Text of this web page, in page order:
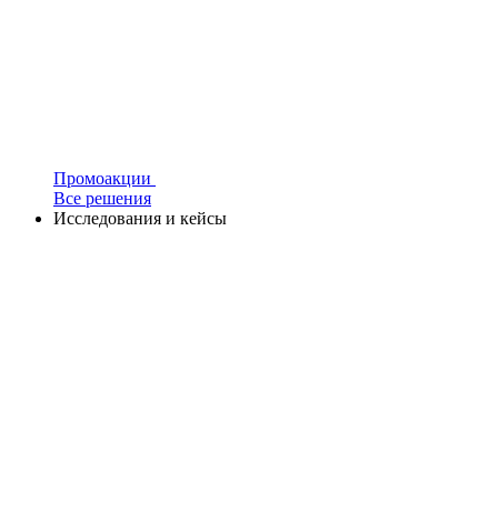
Промоакции
Все решения
Исследования и кейсы